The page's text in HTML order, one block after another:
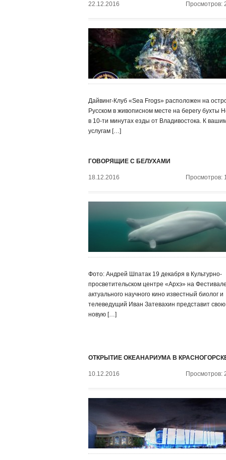
22.12.2016 Просмотров:
Дайвинг-Клуб «Sea Frogs» расположен на
Русском в живописном месте на берегу бухты
в 10-ти минутах езды от Владивостока. К
услугам […]
ГОВОРЯЩИЕ С БЕЛУХАМИ
18.12.2016 Просмотров:
Фото: Андрей Шпатак 19 декабря в Культурно-
просветительском центре «Архэ» на
актуального научного кино известный биолог и
телеведущий Иван Затевахин представит свою
новую […]
ОТКРЫТИЕ ОКЕАНАРИУМА В
10.12.2016 Просмотров: